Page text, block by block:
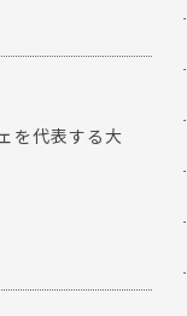
を代表する大